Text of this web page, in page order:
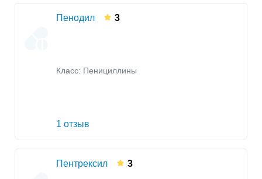
Пенодил 3
Класс: Пенициллины
1 отзыв
Пентрексил 3